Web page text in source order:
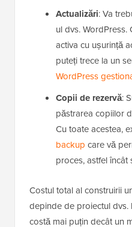
Actualizări: Va
ul dvs. WordPress.
activa cu ușurință
puteți trece la un
WordPress
Copii de rezervă:
păstrarea copiilor
Cu toate acestea,
backup care vă
proces, astfel
Costul total al construirii
depinde de proiectul dvs.
costă mai puțin decât un